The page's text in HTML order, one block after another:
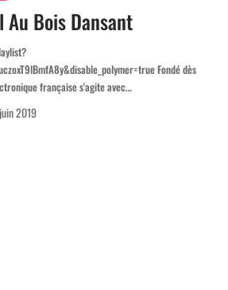
Au Bois Dansant
Fondé dès
française s'agite avec…
2019